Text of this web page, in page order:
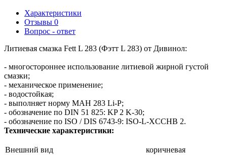
Характеристики
Отзывы 0
Вопрос - ответ
Литиевая смазка Fett L 283 (Фэтт L 283) от Дивинол:
- многостороннее использование литиевой жирной густой
смазки;
- механическое применение;
- водостойкая;
- выполняет норму МАН 283 Li-P;
- обозначение по DIN 51 825: KP 2 K-30;
- обозначение по ISO / DIS 6743-9: ISO-L-XCCHB 2.
Технические характеристики:
Внешний вид
коричневая